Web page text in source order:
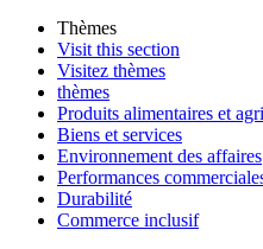
Thèmes
Visit this section
Visitez thèmes
thèmes
Produits alimentaires et
Biens et services
Environnement des affaires
Performances
Durabilité
Commerce inclusif